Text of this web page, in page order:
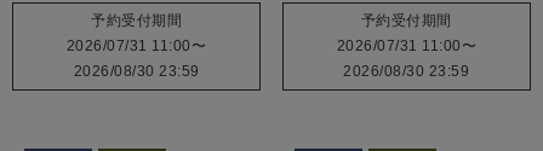
予約受付期間
2026/07/31 11:00 〜
2026/08/30 23:59
予約受付期間
2026/07/31 11:00 〜
2026/08/30 23:59